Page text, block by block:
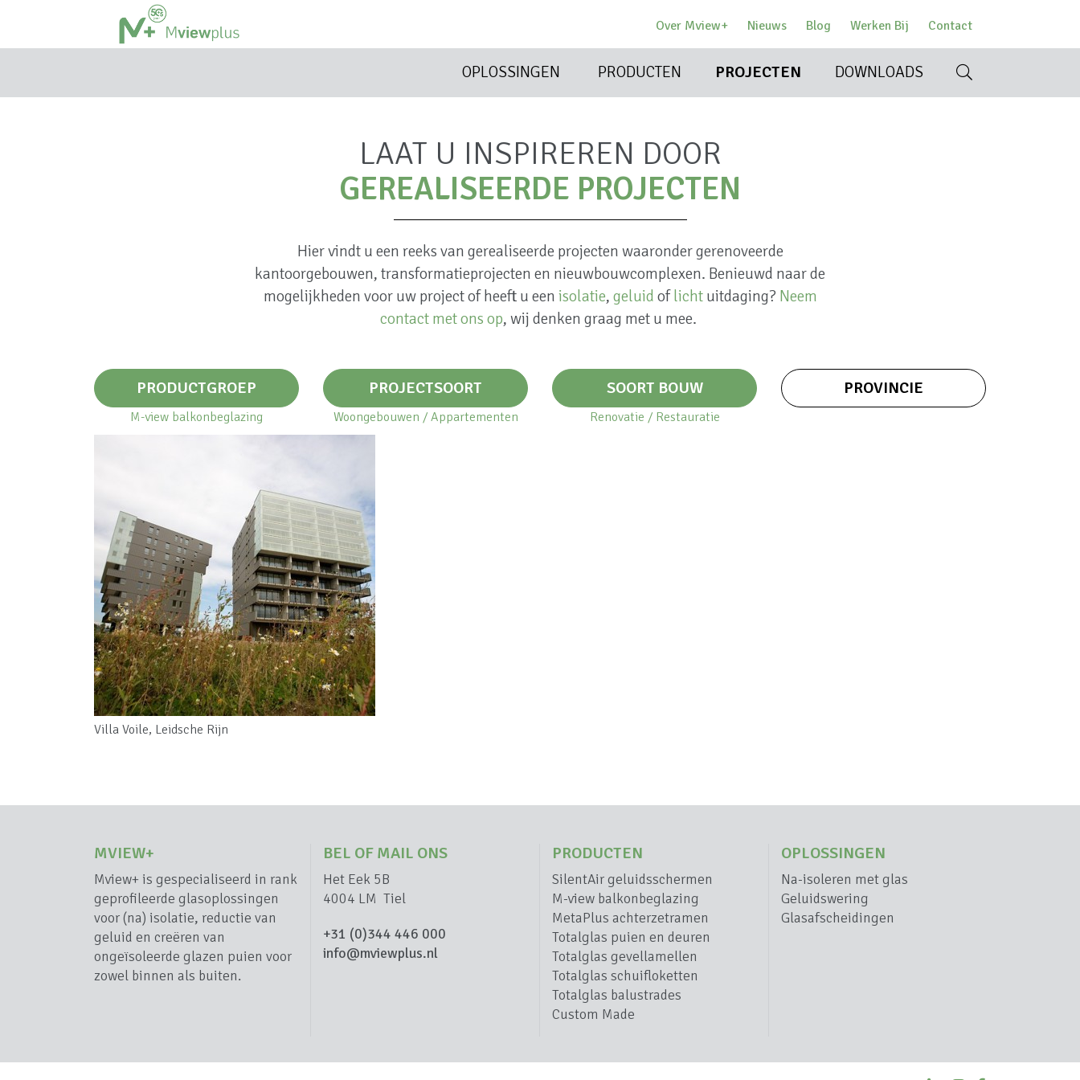
Over Mview+ Nieuws Blog Werken Bij Contact
OPLOSSINGEN PRODUCTEN PROJECTEN DOWNLOADS
LAAT U INSPIREREN DOOR
GEREALISEERDE PROJECTEN
Hier vindt u een reeks van gerealiseerde projecten waaronder gerenoveerde
kantoorgebouwen, transformatieprojecten en nieuwbouwcomplexen. Benieuwd naar de
mogelijkheden voor uw project of heeft u een isolatie, geluid oflichtuitdaging? Neem
contact met ons op, wij denken graag met u mee.
PRODUCTGROEP
M-view balkonbeglazing
PROJECTSOORT
Woongebouwen / Appartementen
SOORT BOUW
Renovatie / Restauratie
PROVINCIE
Villa Voile, Leidsche Rijn
MVIEW+
Mview+ is gespecialiseerd in rank
geprofileerde glasoplossingen
voor (na) isolatie, reductie van
geluid en creëren van
ongeïsoleerde glazen puien voor
zowel binnen als buiten.
BEL OF MAIL ONS
Het Eek 5B
4004 LM Tiel
+31 (0)344 446 000
info@mviewplus.nl
PRODUCTEN
SilentAir geluidsschermen
M-view balkonbeglazing
MetaPlus achterzetramen
Totalglas puien en deuren
Totalglas gevellamellen
Totalglas schuifloketten
Totalglas balustrades
Custom Made
OPLOSSINGEN
Na-isoleren met glas
Geluidswering
Glasafscheidingen